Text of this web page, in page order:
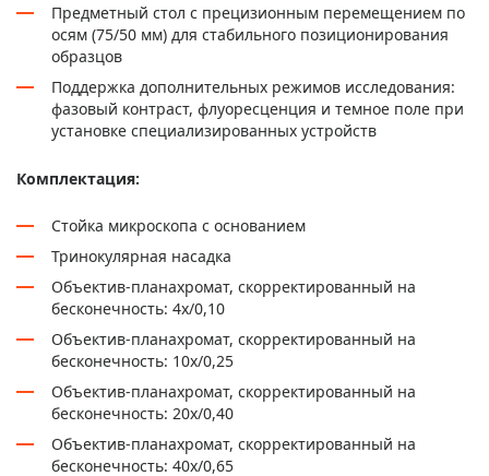
Предметный стол с прецизионным перемещением по
осям (75/50 мм) для стабильного позиционирования
образцов
Поддержка дополнительных режимов исследования:
фазовый контраст, флуоресценция и темное поле при
установке специализированных устройств
Комплектация:
Стойка микроскопа с основанием
Тринокулярная насадка
Объектив-планахромат, скорректированный на
бесконечность: 4х/0,10
Объектив-планахромат, скорректированный на
бесконечность: 10х/0,25
Объектив-планахромат, скорректированный на
бесконечность: 20х/0,40
Объектив-планахромат, скорректированный на
бесконечность: 40х/0,65